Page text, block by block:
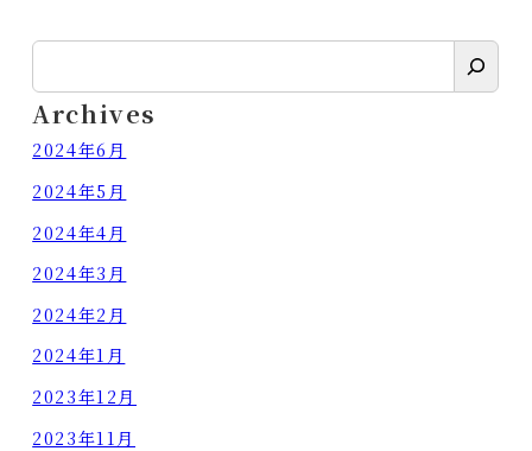
索
Archives
2024年6月
2024年5月
2024年4月
2024年3月
2024年2月
2024年1月
2023年12月
2023年11月